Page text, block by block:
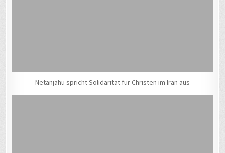
Netanjahu spricht Solidarität für Christen im Iran aus